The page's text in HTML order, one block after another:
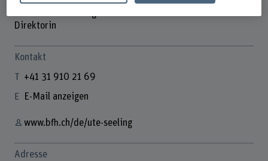
Direktorin
Kontakt
+41 31 910 21 69
E-Mail anzeigen
www.bfh.ch/de/ute-seeling
Adresse